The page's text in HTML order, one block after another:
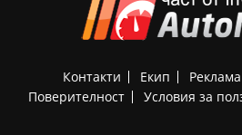
Контакти Екип Реклама
Поверителност
Условия за